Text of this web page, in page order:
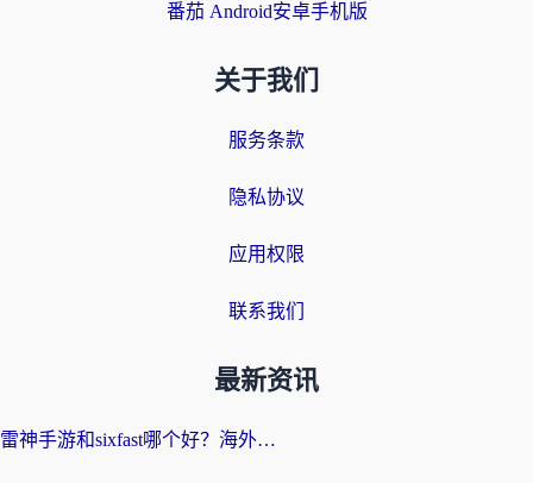
番茄 Android安卓手机版
关于我们
服务条款
隐私协议
应用权限
联系我们
最新资讯
雷神手游和sixfast哪个好？海外党亲测3款回国加速器，教你选对不踩坑